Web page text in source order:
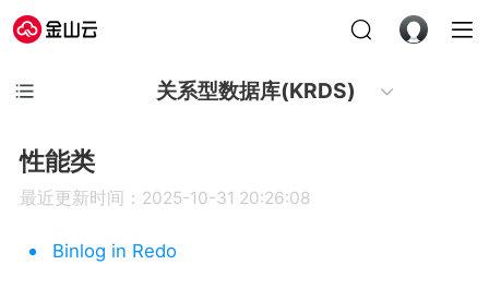
关系型数据库(KRDS)
性能类
最近更新时间：2025-10-31 20:26:08
Binlog in Redo